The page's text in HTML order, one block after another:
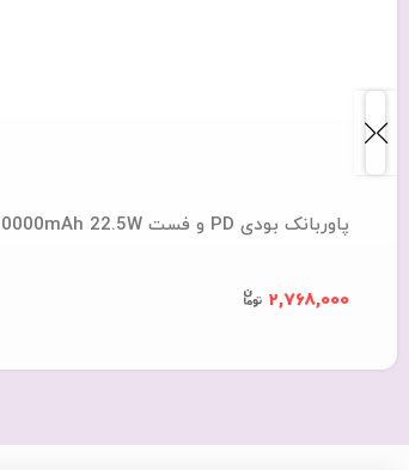
پاوربانک بودی PD و فست 10000mAh 22.5W دارای نمایشگر درصد شارژ و دو کابل متصل مدل PB823B با گارانتی 18 ماهه (6 ماه تعویض) مشکی
2,768,000